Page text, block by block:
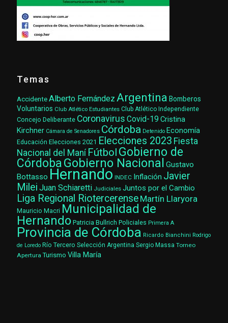
Temas
AccidenteAlberto Fernández Argentina Bomberos
Voluntarios Club Atlético Estudiantes Club Atlético Independiente
Concejo Deliberante Coronavirus Covid-19 Cristina
Kirchner Cámara de Senadores Córdoba Detenido Economía
Educación Elecciones 2021 Elecciones 2023 Fiesta
Nacional del Maní Fútbol Gobierno de
CórdobaGobierno Nacional Gustavo
Bottasso Hernando INDEC Inflación Javier
Milei Juan Schiaretti Judiciales Juntos por el Cambio
Liga Regional Riotercerense Martín Llaryora
Mauricio Macri Municipalidad de
Hernando Patricia Bullrich Policiales Primera A
Provincia de Córdoba Ricardo Bianchini Rodrigo
de Loredo Río Tercero Selección Argentina Sergio Massa Torneo
Apertura Turismo Villa María